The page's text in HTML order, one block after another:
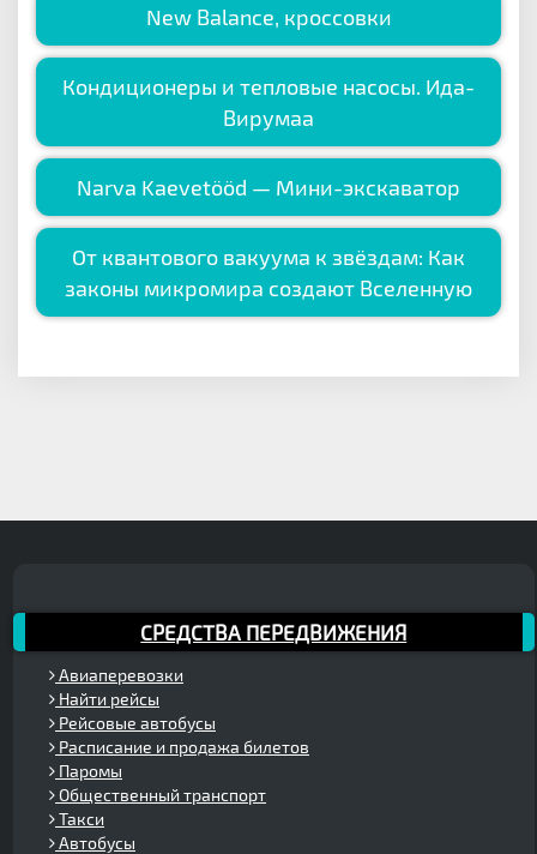
New Balance, кроссовки
Кондиционеры и тепловые насосы. Ида-
Вирумаа
Narva Kaevetööd — Мини-экскаватор
От квантового вакуума к звёздам: Как
законы микромира создают Вселенную
СРЕДСТВА ПЕРЕДВИЖЕНИЯ
Авиаперевозки
Найти рейсы
Рейсовые автобусы
Расписание и продажа билетов
Паромы
Общественный транспорт
Такси
Автобусы